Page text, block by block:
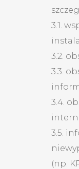
3.1.
3.2.
3.3.
3.4.
3.5.
(np.